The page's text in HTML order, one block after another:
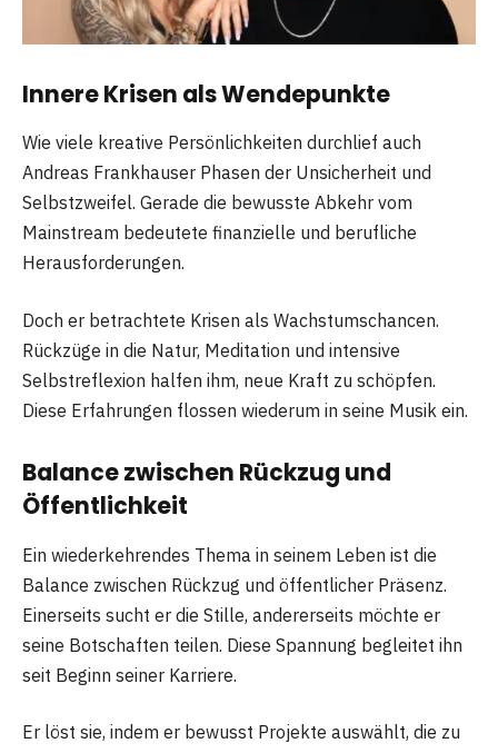
Innere Krisen als Wendepunkte
Wie viele kreative Persönlichkeiten durchlief auch
Andreas Frankhauser Phasen der Unsicherheit und
Selbstzweifel. Gerade die bewusste Abkehr vom
Mainstream bedeutete finanzielle und berufliche
Herausforderungen.
Doch er betrachtete Krisen als Wachstumschancen.
Rückzüge in die Natur, Meditation und intensive
Selbstreflexion halfen ihm, neue Kraft zu schöpfen.
Diese Erfahrungen flossen wiederum in seine Musik ein.
Balance zwischen Rückzug und
Öffentlichkeit
Ein wiederkehrendes Thema in seinem Leben ist die
Balance zwischen Rückzug und öffentlicher Präsenz.
Einerseits sucht er die Stille, andererseits möchte er
seine Botschaften teilen. Diese Spannung begleitet ihn
seit Beginn seiner Karriere.
Er löst sie, indem er bewusst Projekte auswählt, die zu